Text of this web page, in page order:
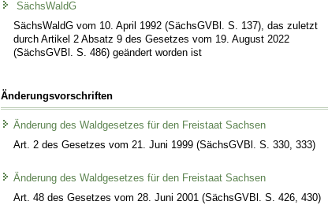
SächsWaldG
SächsWaldG vom 10. April 1992 (SächsGVBl. S. 137), das zuletzt
durch Artikel 2 Absatz 9 des Gesetzes vom 19. August 2022
(SächsGVBl. S. 486) geändert worden ist
Änderungsvorschriften
Änderung des Waldgesetzes für den Freistaat Sachsen
Art. 2 des Gesetzes vom 21. Juni 1999 (SächsGVBl. S. 330, 333)
Änderung des Waldgesetzes für den Freistaat Sachsen
Art. 48 des Gesetzes vom 28. Juni 2001 (SächsGVBl. S. 426, 430)